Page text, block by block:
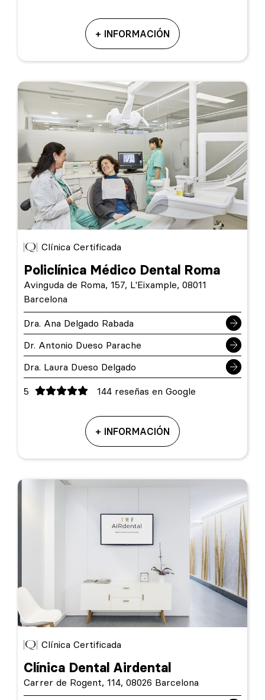
+ INFORMACIÓN
Clínica Certificada
Policlínica Médico Dental Roma
Avinguda de Roma, 157, L'Eixample, 08011
Barcelona
Dra. Ana Delgado Rabada
Dr. Antonio Dueso Parache
Dra. Laura Dueso Delgado
5 144 reseñas en Google
+ INFORMACIÓN
Clínica Certificada
Clínica Dental Airdental
Carrer de Rogent, 114, 08026 Barcelona